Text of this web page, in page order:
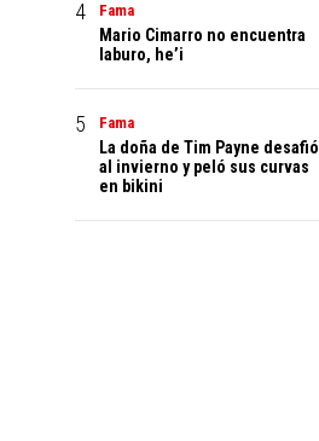
Fama
Mario Cimarro no encuentra
laburo, he’i
Fama
La doña de Tim Payne desafió
al invierno y peló sus curvas
en bikini